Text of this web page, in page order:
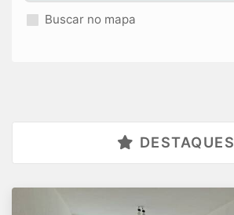
Buscar no mapa
DESTAQUES